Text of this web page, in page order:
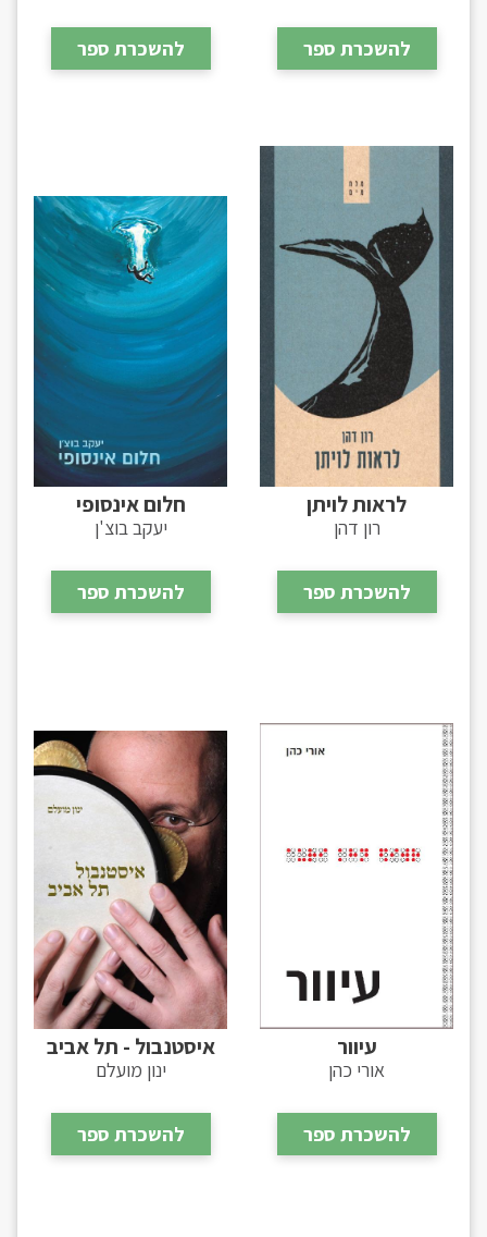
להשכרת ספר להשכרת ספר
לראות לויתן
רון דהן
להשכרת ספר
חלום אינסופי
יעקב בוצ'ן
להשכרת ספר
עיוור
אורי כהן
להשכרת ספר
איסטנבול - תל אביב
ינון מועלם
להשכרת ספר